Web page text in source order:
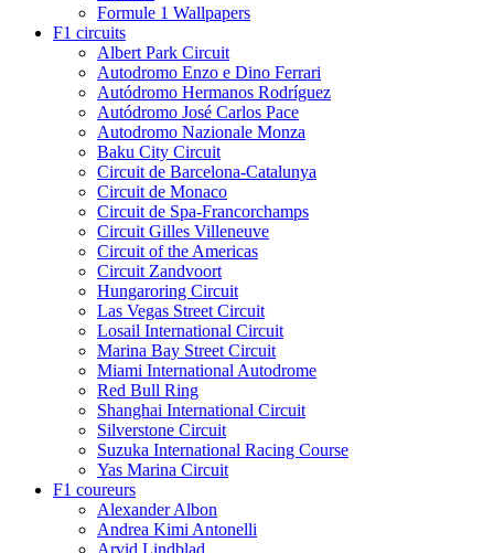
Formule 1 Wallpapers
F1 circuits
Albert Park Circuit
Autodromo Enzo e Dino Ferrari
Autódromo Hermanos Rodríguez
Autódromo José Carlos Pace
Autodromo Nazionale Monza
Baku City Circuit
Circuit de Barcelona-Catalunya
Circuit de Monaco
Circuit de Spa-Francorchamps
Circuit Gilles Villeneuve
Circuit of the Americas
Circuit Zandvoort
Hungaroring Circuit
Las Vegas Street Circuit
Losail International Circuit
Marina Bay Street Circuit
Miami International Autodrome
Red Bull Ring
Shanghai International Circuit
Silverstone Circuit
Suzuka International Racing Course
Yas Marina Circuit
F1 coureurs
Alexander Albon
Andrea Kimi Antonelli
Arvid Lindblad